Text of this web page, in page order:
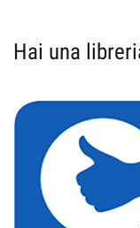
Hai una